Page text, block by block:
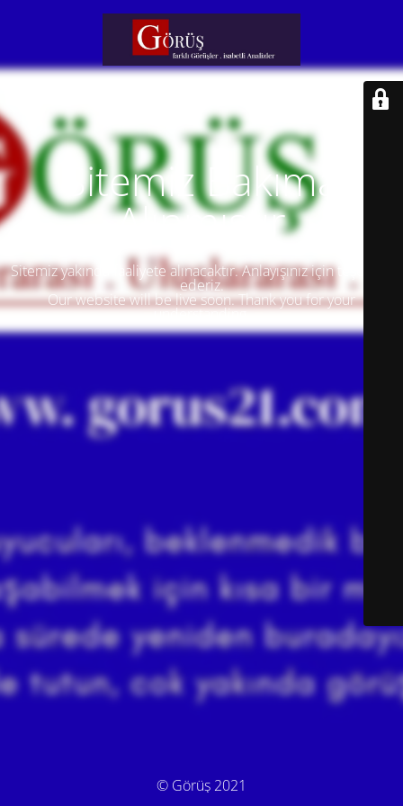
Sitemiz Bakıma
Alınmıştır
Sitemiz yakında faaliyete alınacaktır. Anlayışınız için teşekkür
ederiz.
Our website will be live soon. Thank you for your
understanding.
© Görüş 2021